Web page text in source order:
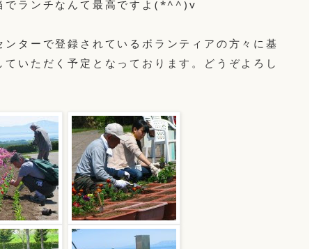
でランチなんて最高ですよ(*^^)v
ターで登録されているボランティアの方々に基
いただく予定となっております。どうぞよろし